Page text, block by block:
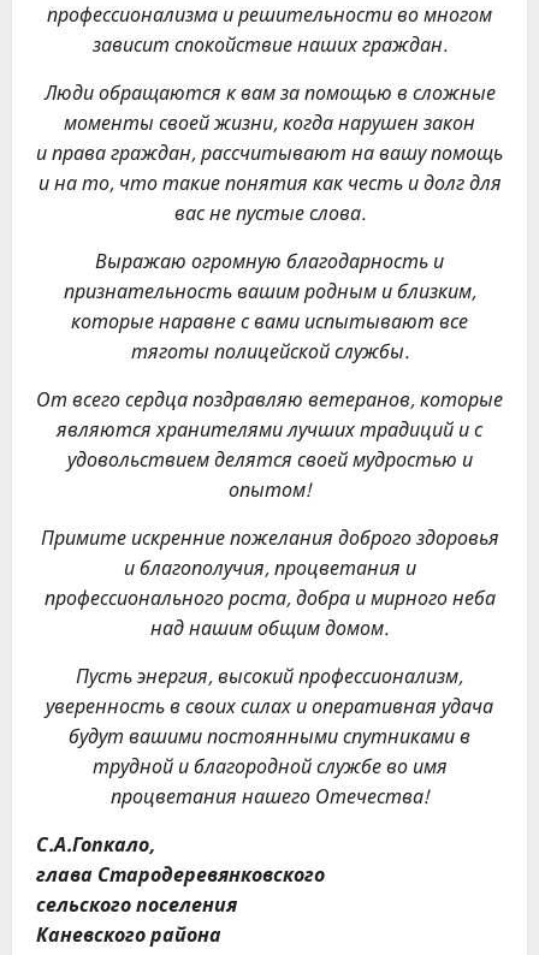
профессионализма и решительности во многом
зависит спокойствие наших граждан.
Люди обращаются к вам за помощью в сложные
моменты своей жизни, когда нарушен закон
и права граждан, рассчитывают на вашу помощь
и на то, что такие понятия как честь и долг для
вас не пустые слова.
Выражаю огромную благодарность и
признательность вашим родным и близким,
которые наравне с вами испытывают все
тяготы полицейской службы.
От всего сердца поздравляю ветеранов, которые
являются хранителями лучших традиций и с
удовольствием делятся своей мудростью и
опытом!
Примите искренние пожелания доброго здоровья
и благополучия, процветания и
профессионального роста, добра и мирного неба
над нашим общим домом.
Пусть энергия, высокий профессионализм,
уверенность в своих силах и оперативная удача
будут вашими постоянными спутниками в
трудной и благородной службе во имя
процветания нашего Отечества!
С.А.Гопкало,
глава Стародеревянковского
сельского поселения
Каневского района